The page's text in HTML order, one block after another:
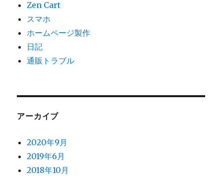
Zen Cart
スマホ
ホームページ製作
日記
通販トラブル
アーカイブ
2020年9月
2019年6月
2018年10月